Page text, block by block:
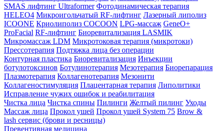
SMAS лифтинг Ultraformer Фотодинамическая терапия
HELEO4 Микроигольчатый RF-лифтинг Лазерный липолиз
ICOONE Криолиполиз COCOON LPG-массаж GeneO+
ProFacial RF-лифтинг Биоревитализация LASMIK
Микромассаж LDM Микротоковая терапия (микротоки)
Прессотерапия Подтяжка лица без операции
Контурная пластика Биоревитализация Инъекции
ботулотоксинов Ботулинотерапия Мезотерапия Биорепарация
Плазмотерапия Коллагенотерапия Мезонити
Коллагеностимуляция Плацентарная терапия Липолитики
Исправление чужих ошибок и реабилитация
Чистка лица Чистка спины Пилинги Желтый пилинг Уходы
Массаж лица Прокол ушей Прокол ушей System 75 Brow &
lash сервис (брови и ресницы)
Превентивная медицина